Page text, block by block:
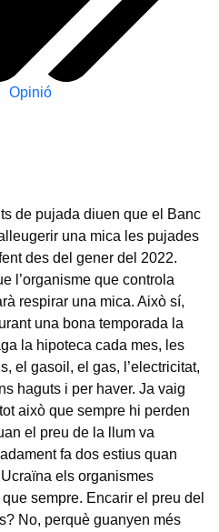
Opinió
de pujada diuen que el Banc
una mica les pujades
des del gener del 2022.
l’organisme que controla
respirar una mica. Això sí,
una bona temporada la
la hipoteca cada mes, les
el gasoil, el gas, l’electricitat,
haguts i per haver. Ja vaig
això que sempre hi perden
el preu de la llum va
fa dos estius quan
els organismes
sempre. Encarir el preu del
No, perquè guanyen més